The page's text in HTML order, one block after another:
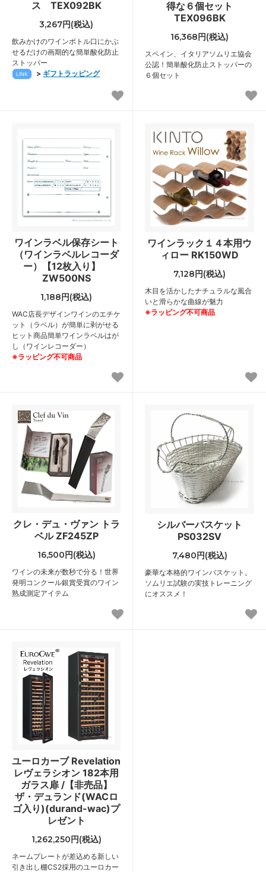
ス TEX092BK
3,267円(税込)
飲みかけのワインボトル口にかぶ
せるだけの画期的な簡単酸化防止
ストッパー
LINK > ギフトラッピング
得な６個セット
TEX096BK
16,368円(税込)
スペイン、イタリアソムリエ協会
公認！簡単酸化防止ストッパーの
６個セット
ワインラベル保存シート
（ワインラベルレコーダ
ー）【12枚入り】
ZW500NS
1,188円(税込)
WAC店長デザインワインのエチケ
ット（ラベル）が簡単に剥がせる
ヒット商品簡単ワインラベルはが
し（ワインレコーダー）
※ラッピング不可商品
ワインラック１４本用ウ
ィロー RK150WD
7,128円(税込)
木目を活かしたナチュラルな風合
いと滑らかな曲線が魅力
※ラッピング不可商品
クレ・デュ・ヴァン トラ
ベル ZF245ZP
16,500円(税込)
ワインの未来が数秒で分る！世界
発明コンクール銀賞受賞のワイン
熟成測定アイテム
シルバーバスケット
PS032SV
7,480円(税込)
豪華な本格的ワインバスケット。
ソムリエ試験の実技トレーニング
にオススメ！
ユーロカーブ Revelation
レヴェラシオン 182本用
ガラス扉 /【非売品】
ザ・デュランド(WACロ
ゴ入り)(durand-wac)プ
レゼント
1,262,250円(税込)
ネームプレートが差込める新しい
引き出し棚CS2採用のユーロカー